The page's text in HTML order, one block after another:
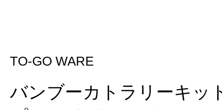
TO-GO WARE
バンブーカトラリーキッ